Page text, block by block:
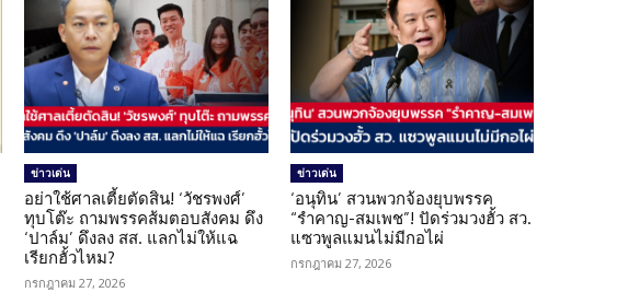
ข่าวเด่น
อย่าใช้ศาลเตี้ยตัดสิน! ‘วัชรพงศ์’
ทุบโต๊ะ ถามพรรคส้มตอบสังคม ดึง
‘ปาล์ม’ ดึงลง สส. แลกไม่ให้แฉ
เรียกฮั้วไหม?
กรกฎาคม 27, 2026
ข่าวเด่น
‘อนุทิน’ สวนพวกจ้องยุบพรรค
“รำคาญ-สมเพช”! ปัดร่วมวงฮั้ว สว.
แซวพูลแมนไม่มีกอไผ่
กรกฎาคม 27, 2026